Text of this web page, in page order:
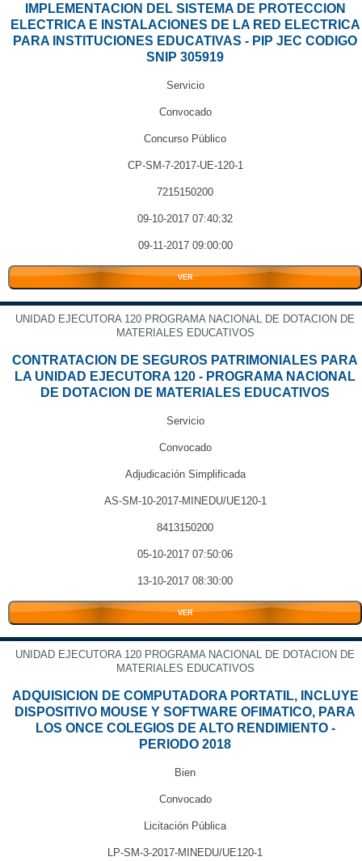
IMPLEMENTACION DEL SISTEMA DE PROTECCION
ELECTRICA E INSTALACIONES DE LA RED ELECTRICA
PARA INSTITUCIONES EDUCATIVAS - PIP JEC CODIGO
SNIP 305919
Servicio
Convocado
Concurso Público
CP-SM-7-2017-UE-120-1
7215150200
09-10-2017 07:40:32
09-11-2017 09:00:00
VER
UNIDAD EJECUTORA 120 PROGRAMA NACIONAL DE DOTACION DE
MATERIALES EDUCATIVOS
CONTRATACION DE SEGUROS PATRIMONIALES PARA
LA UNIDAD EJECUTORA 120 - PROGRAMA NACIONAL
DE DOTACION DE MATERIALES EDUCATIVOS
Servicio
Convocado
Adjudicación Simplificada
AS-SM-10-2017-MINEDU/UE120-1
8413150200
05-10-2017 07:50:06
13-10-2017 08:30:00
VER
UNIDAD EJECUTORA 120 PROGRAMA NACIONAL DE DOTACION DE
MATERIALES EDUCATIVOS
ADQUISICION DE COMPUTADORA PORTATIL, INCLUYE
DISPOSITIVO MOUSE Y SOFTWARE OFIMATICO, PARA
LOS ONCE COLEGIOS DE ALTO RENDIMIENTO -
PERIODO 2018
Bien
Convocado
Licitación Pública
LP-SM-3-2017-MINEDU/UE120-1